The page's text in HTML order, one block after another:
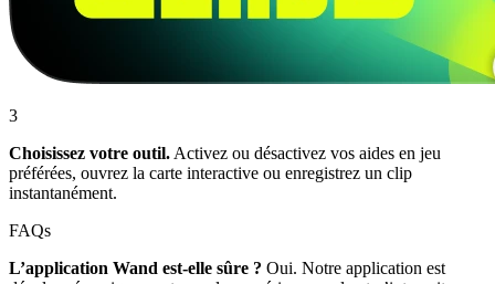
3
Choisissez votre outil. Activez ou désactivez vos aides en jeu
préférées, ouvrez la carte interactive ou enregistrez un clip
instantanément.
FAQs
L’application Wand est-elle sûre ? Oui. Notre application est